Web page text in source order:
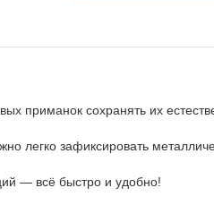
приманок сохранять их
легко зафиксировать
— всё быстро и удобно!